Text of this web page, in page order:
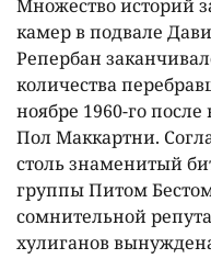
Множество историй
камер в подвале
Репербан
количества
ноябре 1960-го
Пол Маккартни.
столь знаменитый
группы Питом
сомнительной
хулиганов